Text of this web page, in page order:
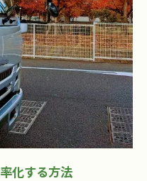
化する方法